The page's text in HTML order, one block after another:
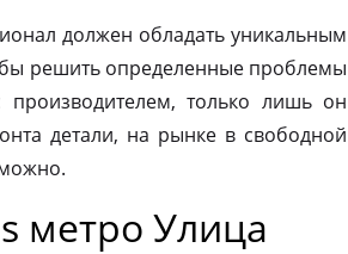
должен обладать уникальным
решить определенные проблемы
только лишь он
детали, на рынке в свободной
метро Улица